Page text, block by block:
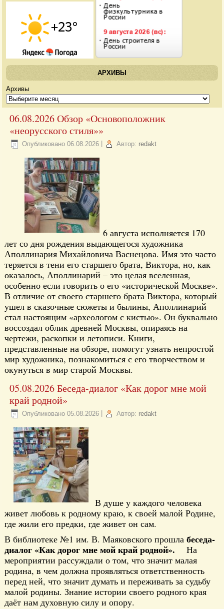
АРХИВЫ
Архивы
06.08.2026 Обзор «Основоположник
«неорусского стиля»»
Опубликовано 06.08.2026 Автор: redakt
6 августа исполняется 170
лет со дня рождения выдающегося художника
Аполлинария Михайловича Васнецова. Имя это часто
теряется в тени его старшего брата, Виктора, но, как
оказалось, Аполлинарий – это целая вселенная,
особенно если говорить о его «исторической Москве».
В отличие от своего старшего брата Виктора, который
ушел в сказочные сюжеты и былины, Аполлинарий
стал настоящим «археологом с кистью». Он буквально
воссоздал облик древней Москвы, опираясь на
чертежи, раскопки и летописи. Книги,
представленные на обзоре, помогут узнать непростой
мир художника, познакомиться с его творчеством и
окунуться в мир старой Москвы.
05.08.2026 Беседа-диалог «Как дорог мне мой
край родной»
Опубликовано 05.08.2026 Автор: redakt
В душе у каждого человека
живет любовь к родному краю, к своей малой Родине,
где жили его предки, где живет он сам.
В библиотеке №1 им. В. Маяковского прошлабеседа-
диалог «Как дорог мне мой край родной».
На
мероприятии рассуждали о том, что значит малая
родина, в чем должна проявляться ответственность
перед ней, что значит думать и переживать за судьбу
малой родины. Знание истории своего родного края
даёт нам духовную силу и опору.